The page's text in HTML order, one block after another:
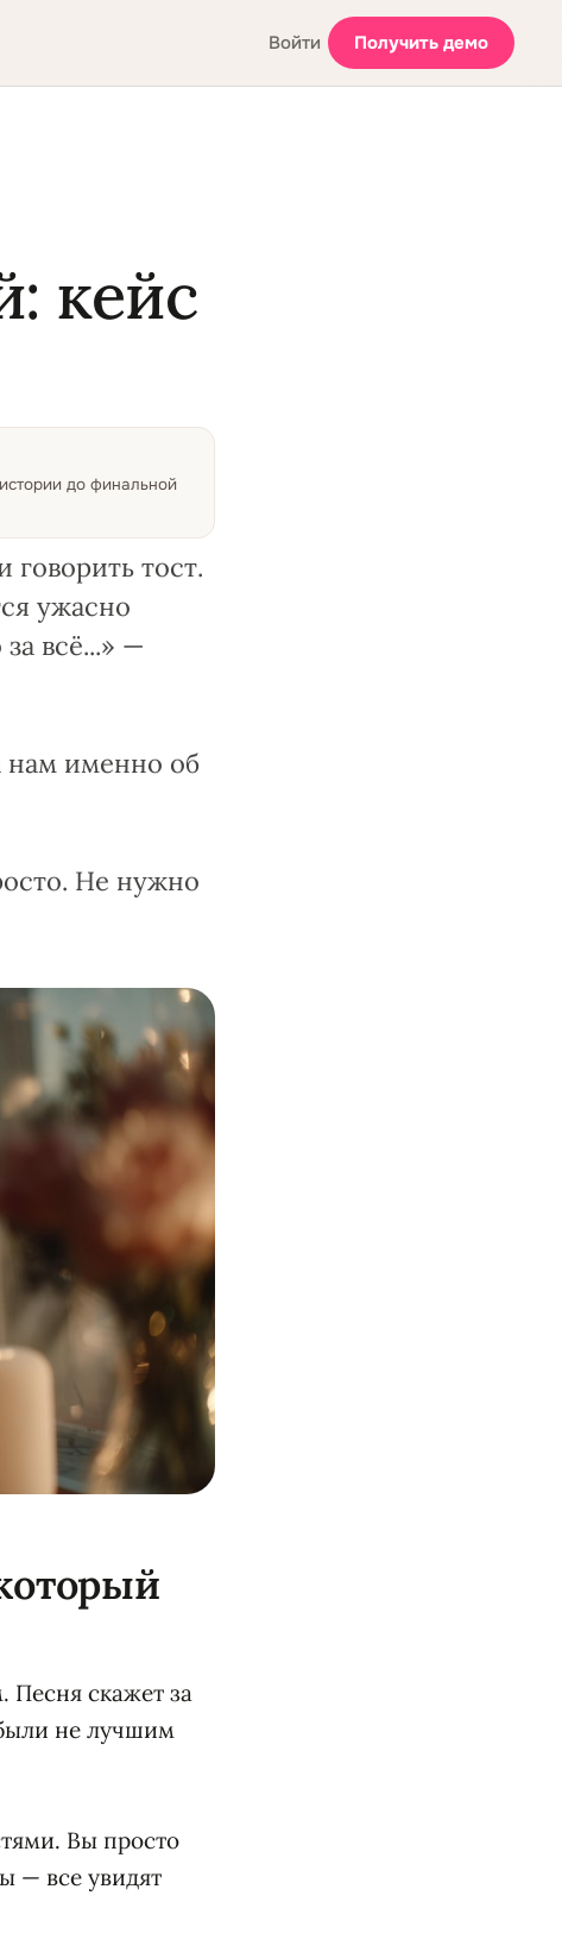
Войти Получить демо
кейс
до финальной
тост.
ужасно
всё...» —
нам именно об
Не нужно
Песня скажет за
были не лучшим
Вы просто
— все увидят